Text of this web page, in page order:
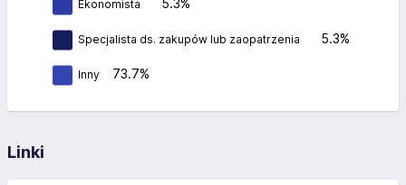
Ekonomista 5.3%
Specjalista ds. zakupów lub zaopatrzenia 5.3%
Inny 73.7%
Linki